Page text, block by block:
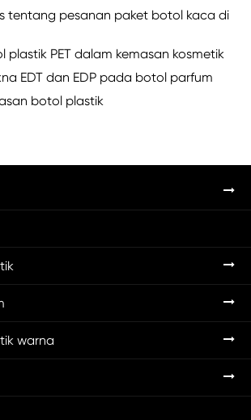
tentang pesanan paket botol kaca di
plastik PET dalam kemasan kosmetik
EDT dan EDP pada botol parfum
botol plastik
warna